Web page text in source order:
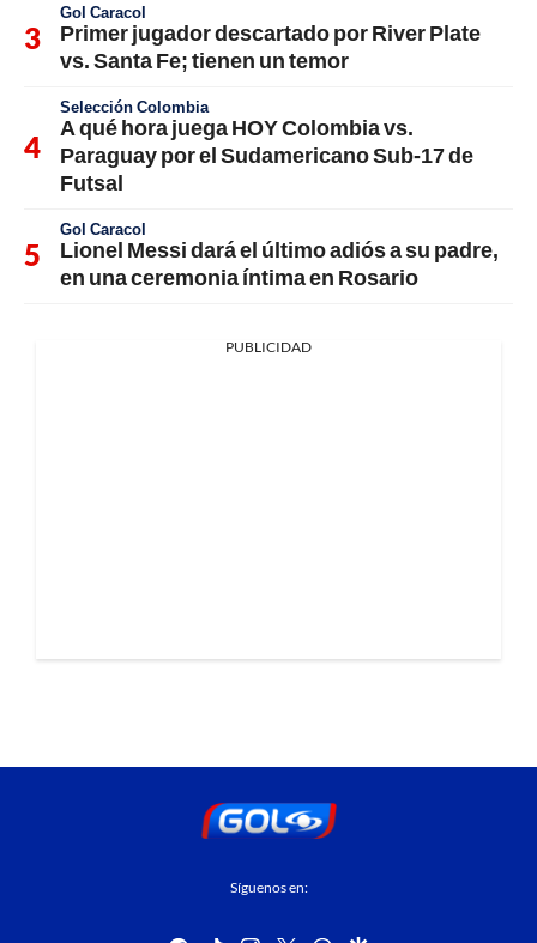
Gol Caracol
Primer jugador descartado por River Plate
vs. Santa Fe; tienen un temor
Selección Colombia
A qué hora juega HOY Colombia vs.
Paraguay por el Sudamericano Sub-17 de
Futsal
Gol Caracol
Lionel Messi dará el último adiós a su padre,
en una ceremonia íntima en Rosario
PUBLICIDAD
Síguenos en: